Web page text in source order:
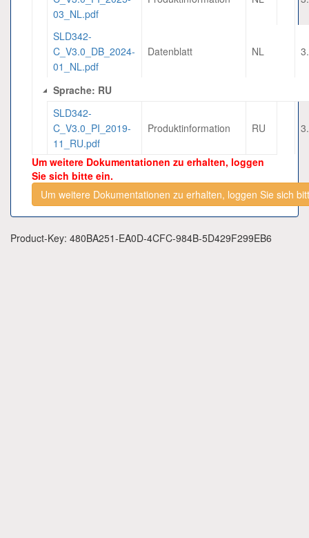
03_NL.pdf
SLD342-
C_V3.0_DB_2024-
01_NL.pdf
Datenblatt NL
Sprache: RU
SLD342-
C_V3.0_PI_2019-
11_RU.pdf
Produktinformation RU
Um weitere Dokumentationen zu erhalten, loggen
Sie sich bitte ein.
Um weitere Dokumentationen zu erhalten, loggen Sie sich
Product-Key: 480BA251-EA0D-4CFC-984B-5D429F299EB6